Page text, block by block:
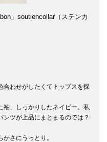
」soutiencollar（ステンカ
合わせがしたくてトップスを探
袖、しっかりしたネイビー。私
ツが上品にまとまるのでは？
さにうっとり。